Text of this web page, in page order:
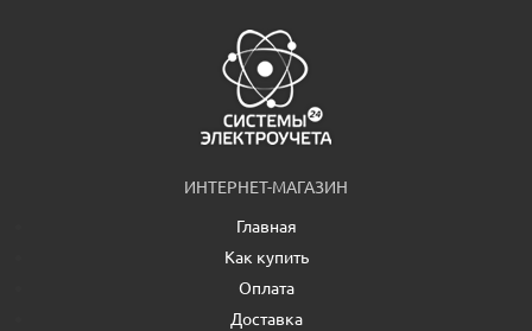
ИНТЕРНЕТ-МАГАЗИН
Главная
Как купить
Оплата
Доставка